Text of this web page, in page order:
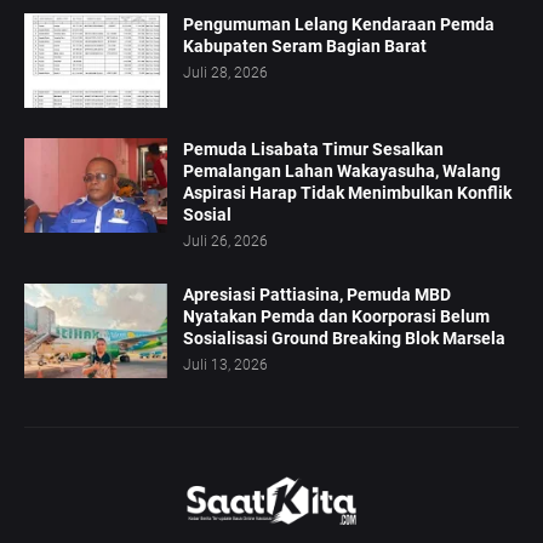
Pengumuman Lelang Kendaraan Pemda
Kabupaten Seram Bagian Barat
Juli 28, 2026
Pemuda Lisabata Timur Sesalkan
Pemalangan Lahan Wakayasuha, Walang
Aspirasi Harap Tidak Menimbulkan Konflik
Sosial
Juli 26, 2026
Apresiasi Pattiasina, Pemuda MBD
Nyatakan Pemda dan Koorporasi Belum
Sosialisasi Ground Breaking Blok Marsela
Juli 13, 2026